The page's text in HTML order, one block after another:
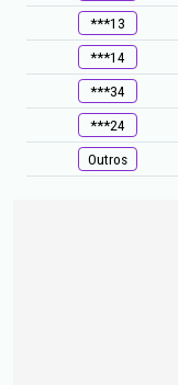
***13
***14
***34
***24
Outros